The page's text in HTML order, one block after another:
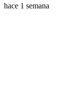
hace 1 semana